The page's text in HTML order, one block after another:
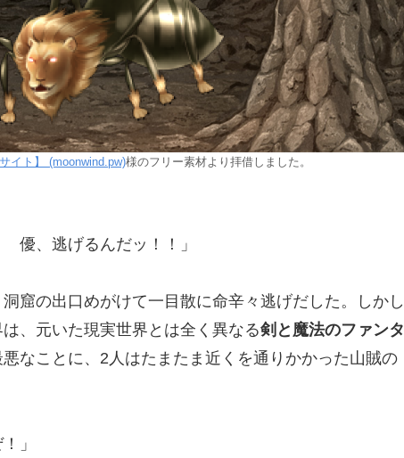
イト】 (moonwind.pw)様のフリー素材より拝借しました。
優、逃げるんだッ！！」
窟の出口めがけて一目散に命辛々逃げだした。しかし
、元いた現実世界とは全く異なる剣と魔法のファンタ
なことに、2人はたまたま近くを通りかかった山賊の
」